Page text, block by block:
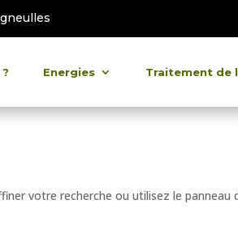
Energies Traitement de
votre recherche ou utilisez le panneau